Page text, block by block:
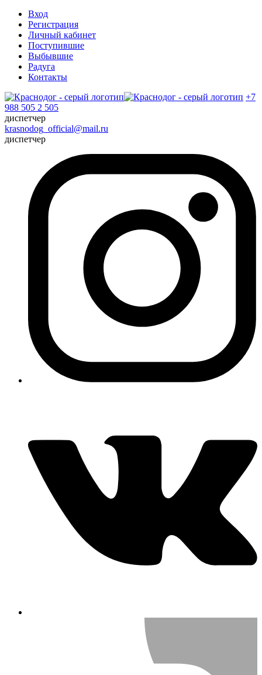
Вход
Регистрация
Личный кабинет
Поступившие
Выбывшие
Радуга
Контакты
+7
988 505 2 505
диспетчер
krasnodog_official@mail.ru
диспетчер